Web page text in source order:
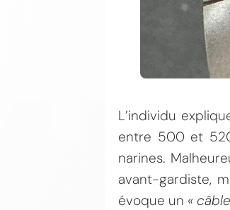
L’individu
entre 500 et
narines.
avant-gardiste,
évoque un «